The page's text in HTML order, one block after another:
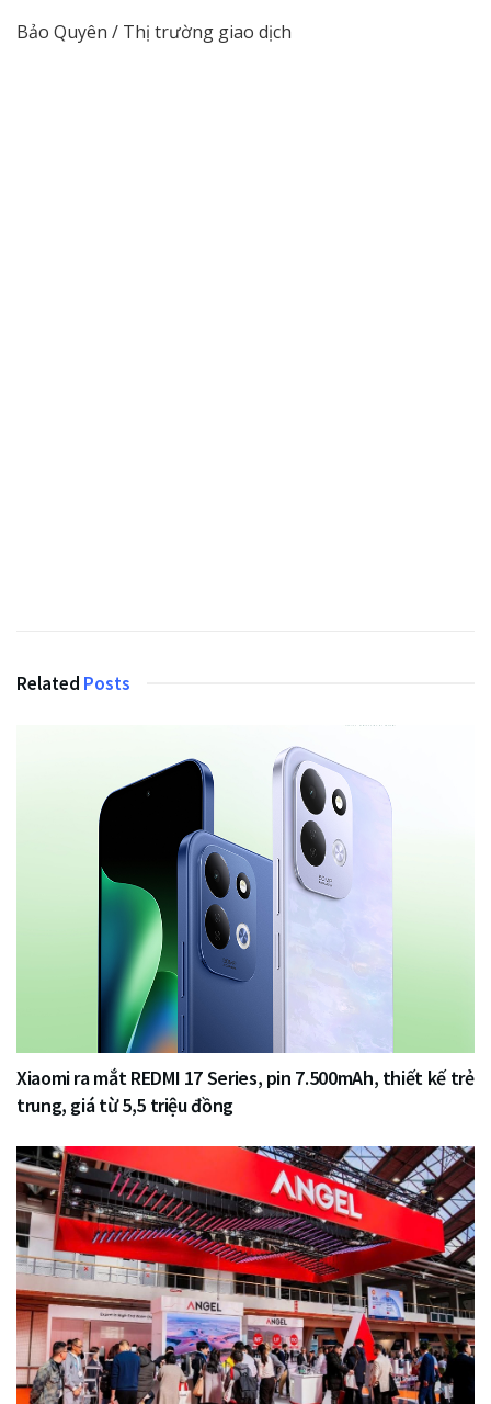
Bảo Quyên / Thị trường giao dịch
Related Posts
Xiaomi ra mắt REDMI 17 Series, pin 7.500mAh, thiết kế trẻ
trung, giá từ 5,5 triệu đồng